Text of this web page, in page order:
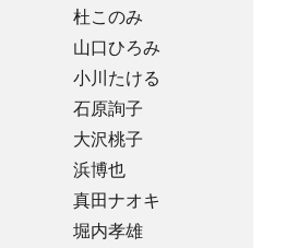
杜このみ
山口ひろみ
小川たける
石原詢子
大沢桃子
浜博也
真田ナオキ
堀内孝雄